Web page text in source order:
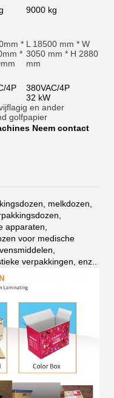
9000 kg
*
*
L 18500 mm * W
3050 mm * H 2880
mm
4P
380VAC/4P
32 kW
en ander
golfpapier
Neem contact
melkdozen,
apparaten,
voor medische
verpakkingen, enz.